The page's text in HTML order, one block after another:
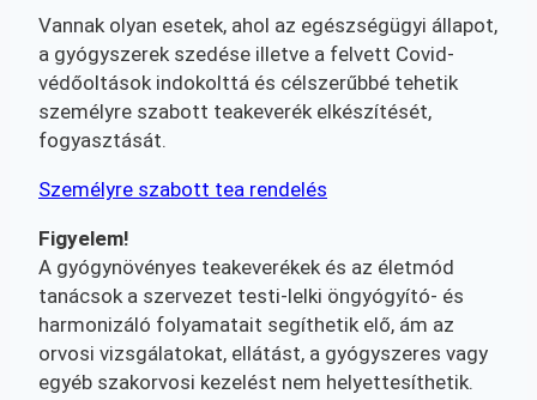
Vannak olyan esetek, ahol az egészségügyi állapot,
a gyógyszerek szedése illetve a felvett Covid-
védőoltások indokolttá és célszerűbbé tehetik
személyre szabott teakeverék elkészítését,
fogyasztását.
Személyre szabott tea rendelés
Figyelem!
A gyógynövényes teakeverékek és az életmód
tanácsok a szervezet testi-lelki öngyógyító- és
harmonizáló folyamatait segíthetik elő, ám az
orvosi vizsgálatokat, ellátást, a gyógyszeres vagy
egyéb szakorvosi kezelést nem helyettesíthetik.